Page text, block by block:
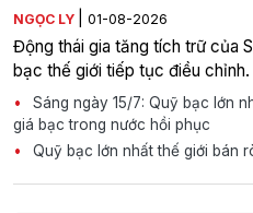
NGỌC LY 01-08-2026
Động thái gia tăng tích trữ của
bạc thế giới tiếp tục điều chỉnh.
Sáng ngày 15/7: Quỹ bạc lớn
giá bạc trong nước hồi phục
Quỹ bạc lớn nhất thế giới bán